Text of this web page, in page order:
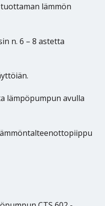
lämmön
n. 6 – 8 astetta
lämpöpumpun avulla